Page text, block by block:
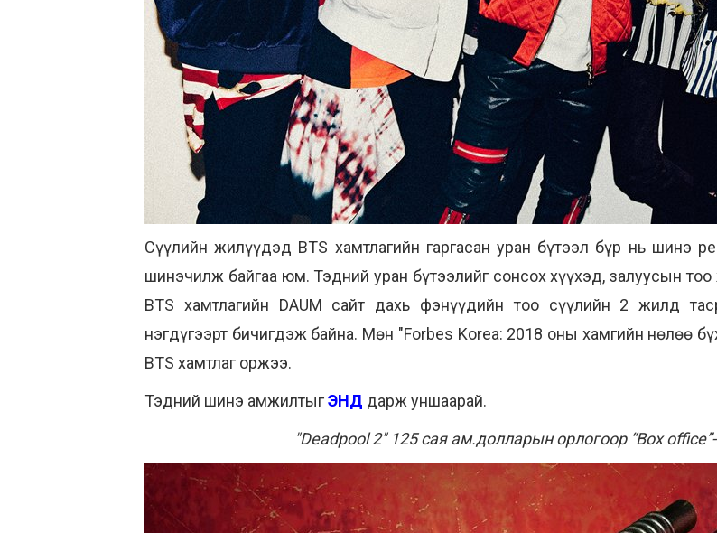
Сүүлийн жилүүдэд BTS хамтлагийн гаргасан уран бүтээл бүр нь шинэ
шинэчилж байгаа юм. Тэдний уран бүтээлийг сонсох хүүхэд, залуусын
BTS хамтлагийн DAUM сайт дахь фэнүүдийн тоо сүүлийн 2 жилд
нэгдүгээрт бичигдэж байна. Мөн "Forbes Korea: 2018 оны хамгийн нөлөө
BTS хамтлаг оржээ.
Тэдний шинэ амжилтыгЭНД дарж уншаарай.
"Deadpool 2" 125 сая ам.долларын орлогоор “Box